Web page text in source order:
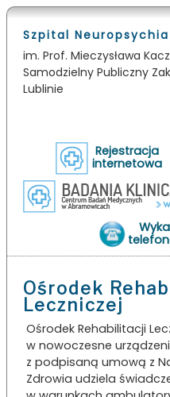
Szpital
im. Prof. Mieczysława
Samodzielny Publiczny
Lublinie
Rejestracja
internetowa
Ośrodek
Leczniczej
O­śro­dek Re­ha­bi­li­ta­cji
w no­wo­cze­sne
z po­dpi­sa­ną u­mo­wą z
Zdro­wia u­dzie­la